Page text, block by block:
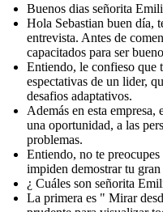
Buenos dias señorita
Hola Sebastian buen día,
entrevista. Antes de
capacitados para ser
Entiendo, le confieso que
espectativas de un lider,
desafios adaptativos.
Además en esta empresa,
una oportunidad, a las
problemas.
Entiendo, no te preocupes
impiden demostrar tu
¿ Cuáles son señorita
La primera es " Mirar